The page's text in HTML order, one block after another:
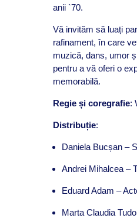
anii `70.
Vă invităm să luați
rafinament, în care
muzică, dans, umor
pentru a vă oferi o
memorabilă.
Regie și coregrafie:
Distribuție:
Daniela Bucșan –
Andrei Mihalcea –
Eduard Adam –
Marta Claudia